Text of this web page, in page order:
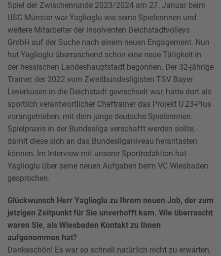
Spiel der Zwischenrunde 2023/2024 am 27. Januar beim
USC Münster war Yaglioglu wie seine Spielerinnen und
weitere Mitarbeiter der insolventen Deichstadtvolleys
GmbH auf der Suche nach einem neuen Engagement. Nun
hat Yaglioglu überraschend schon eine neue Tätigkeit in
der hessischen Landeshauptstadt begonnen. Der 32-jährige
Trainer, der 2022 vom Zweitbundesligisten TSV Bayer
Leverkusen in die Deichstadt gewechselt war, hatte dort als
sportlich verantwortlicher Cheftrainer das Projekt U 23-Plus
vorangetrieben, mit dem junge deutsche Spielerinnen
Spielpraxis in der Bundesliga verschafft werden sollte,
damit diese sich an das Bundesliganiveau herantasten
können. Im Interview mit unserer Sportredaktion hat
Yaglioglu über seine neuen Aufgaben beim VC Wiesbaden
gesprochen.
Glückwunsch Herr Yaglioglu zu Ihrem neuen Job, der zum
jetzigen Zeitpunkt für Sie unverhofft kam. Wie überrascht
waren Sie, als Wiesbaden Kontakt zu Ihnen
aufgenommen hat?
Dankeschön! Es war so schnell natürlich nicht zu erwarten,